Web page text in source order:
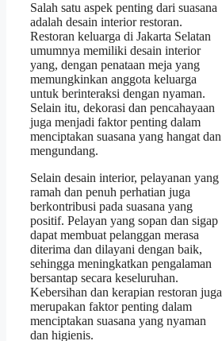
Salah satu aspek penting dari suasana
adalah desain interior restoran.
Restoran keluarga di Jakarta Selatan
umumnya memiliki desain interior
yang, dengan penataan meja yang
memungkinkan anggota keluarga
untuk berinteraksi dengan nyaman.
Selain itu, dekorasi dan pencahayaan
juga menjadi faktor penting dalam
menciptakan suasana yang hangat dan
mengundang.
Selain desain interior, pelayanan yang
ramah dan penuh perhatian juga
berkontribusi pada suasana yang
positif. Pelayan yang sopan dan sigap
dapat membuat pelanggan merasa
diterima dan dilayani dengan baik,
sehingga meningkatkan pengalaman
bersantap secara keseluruhan.
Kebersihan dan kerapian restoran juga
merupakan faktor penting dalam
menciptakan suasana yang nyaman
dan higienis.